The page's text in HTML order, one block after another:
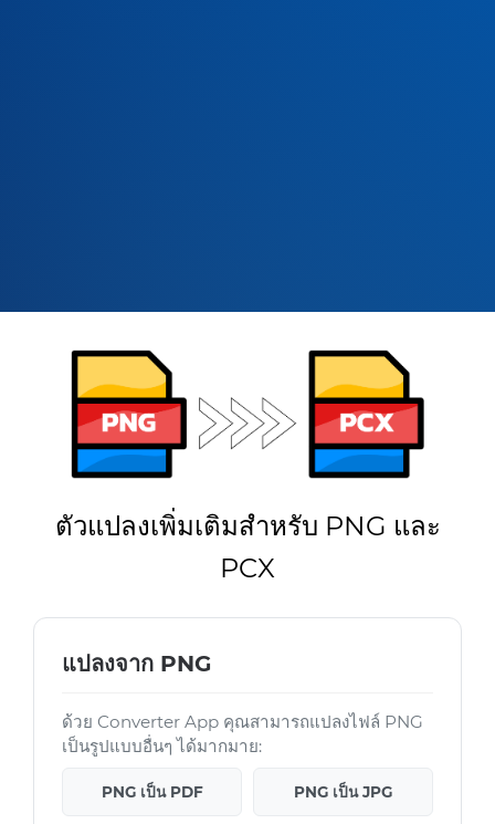
ตัวแปลงเพิ่มเติมสำหรับ PNG และ
PCX
แปลงจาก PNG
ด้วย Converter App คุณสามารถแปลงไฟล์ PNG
เป็นรูปแบบอื่นๆ ได้มากมาย:
PNG เป็น PDF PNG เป็น JPG